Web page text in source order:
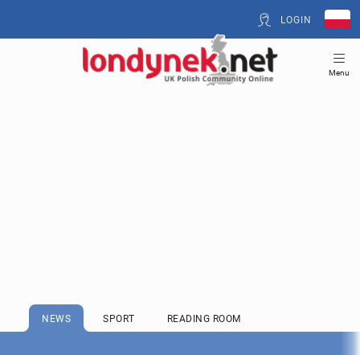
LOGIN
Menu
NEWS SPORT READING ROOM